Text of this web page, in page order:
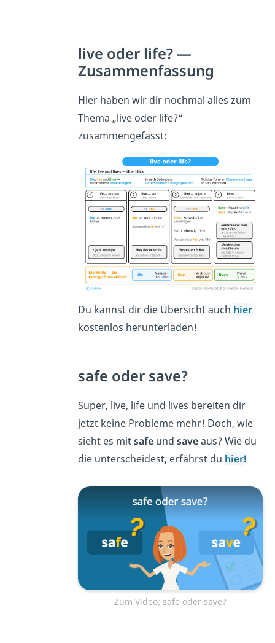
live oder life? —
Zusammenfassung
Hier haben wir dir nochmal alles zum
Thema „live oder life?“
zusammengefasst:
Du kannst dir die Übersicht auch hier
kostenlos herunterladen!
safe oder save?
Super, live, life und lives bereiten dir
jetzt keine Probleme mehr! Doch, wie
sieht es mitsafeund saveaus? Wie du
die unterscheidest, erfährst du hier!
Zum Video: safe oder save?